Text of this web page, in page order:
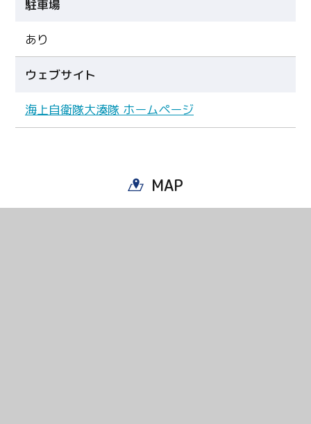
駐車場
あり
ウェブサイト
海上自衛隊大湊隊 ホームページ
MAP